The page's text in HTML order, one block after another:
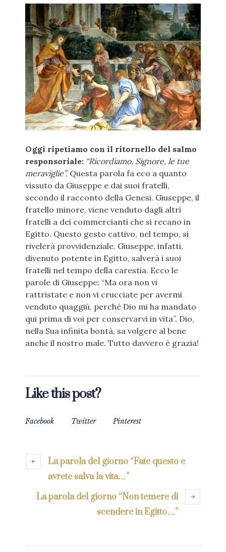
Oggi ripetiamo con il ritornello del salmo
responsoriale: “Ricordiamo, Signore, le tue
meraviglie”.Questa parola fa eco a quanto
vissuto da Giuseppe e dai suoi fratelli,
secondo il racconto della Genesi. Giuseppe, il
fratello minore, viene venduto dagli altri
fratelli a dei commercianti che si recano in
Egitto. Questo gesto cattivo, nel tempo, si
rivelerà provvidenziale. Giuseppe, infatti,
divenuto potente in Egitto, salverà i suoi
fratelli nel tempo della carestia. Ecco le
parole di Giuseppe: “Ma ora non vi
rattristate e non vi crucciate per avermi
venduto quaggiù, perché Dio mi ha mandato
qui prima di voi per conservarvi in vita”. Dio,
nella Sua infinita bontà, sa volgere al bene
anche il nostro male. Tutto davvero è grazia!
Like this post?
Facebook Twitter Pinterest
La parola del giorno “Fate questo e
avrete salva la vita…”
La parola del giorno “Non temere di
scendere in Egitto…”